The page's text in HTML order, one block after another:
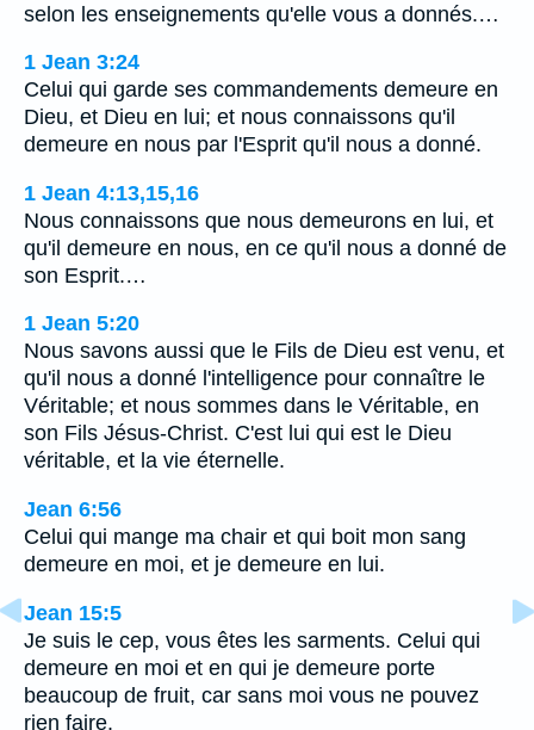
selon les enseignements qu'elle vous a donnés.…
1 Jean 3:24
Celui qui garde ses commandements demeure en
Dieu, et Dieu en lui; et nous connaissons qu'il
demeure en nous par l'Esprit qu'il nous a donné.
1 Jean 4:13,15,16
Nous connaissons que nous demeurons en lui, et
qu'il demeure en nous, en ce qu'il nous a donné de
son Esprit.…
1 Jean 5:20
Nous savons aussi que le Fils de Dieu est venu, et
qu'il nous a donné l'intelligence pour connaître le
Véritable; et nous sommes dans le Véritable, en
son Fils Jésus-Christ. C'est lui qui est le Dieu
véritable, et la vie éternelle.
Jean 6:56
Celui qui mange ma chair et qui boit mon sang
demeure en moi, et je demeure en lui.
Jean 15:5
Je suis le cep, vous êtes les sarments. Celui qui
demeure en moi et en qui je demeure porte
beaucoup de fruit, car sans moi vous ne pouvez
rien faire.